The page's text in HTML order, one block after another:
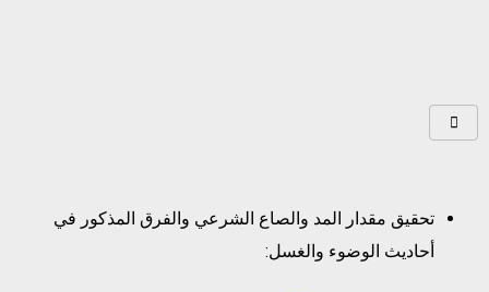
تحقيق مقدار المد والصاع الشرعي والفرق المذكور في
أحاديث الوضوء والغسل: